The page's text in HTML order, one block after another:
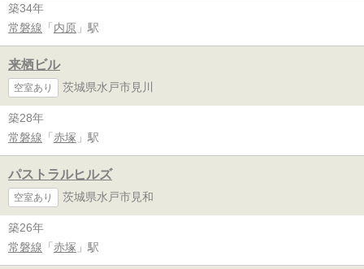
築34年
常磐線 「 内原 」駅
来栖ビル
空室あり 茨城県水戸市見川
築28年
常磐線 「 赤塚 」駅
パストラルヒルズ
空室あり 茨城県水戸市見和
築26年
常磐線 「 赤塚 」駅